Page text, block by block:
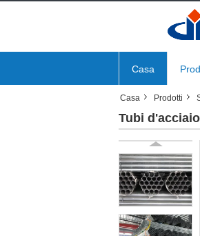
Casa
Casa Prodotti
Tubi